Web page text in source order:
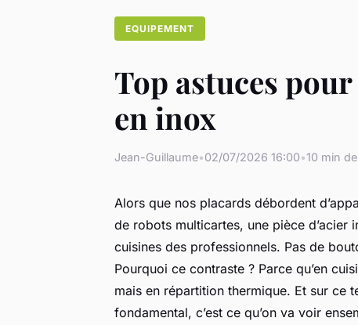
EQUIPEMENT
Top astuces
en inox
Jean-Guillaume•02/07/2026 16:00•10 min
Alors que nos placards débordent
de robots multicartes, une pièce d’acier
cuisines des professionnels. Pas de
Pourquoi ce contraste ? Parce qu’en
mais en répartition thermique. Et sur ce
fondamental, c’est ce qu’on va voir